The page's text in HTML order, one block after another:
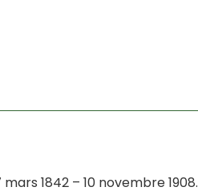
1842 – 10 novembre 1908.